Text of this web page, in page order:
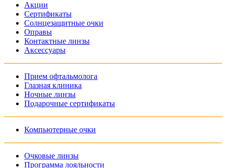
Акции
Сертификаты
Солнцезащитные очки
Оправы
Контактные линзы
Аксессуары
Прием офтальмолога
Глазная клиника
Ночные линзы
Подарочные сертификаты
Компьютерные очки
Очковые линзы
Программа лояльности